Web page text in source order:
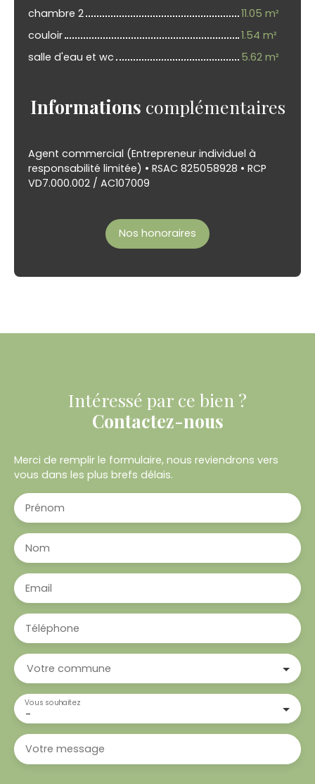
chambre 2
11.05 m²
couloir
1.54 m²
salle d'eau et wc
5.62 m²
Informations complémentaires
Agent commercial (Entrepreneur individuel à
responsabilité limitée) • RSAC 825058928 • RCP
VD7.000.002 / AC107009
Nos honoraires
Intéressé par ce bien ?
Contactez-nous
Merci de remplir le formulaire, nous reviendrons vers
vous dans les plus brefs délais.
Prénom
Nom
Email
Téléphone
Votre commune
-
Vous souhaitez
Votre message